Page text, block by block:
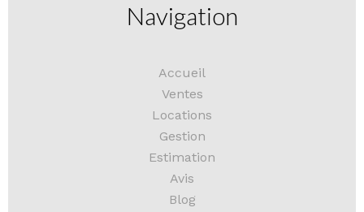
Navigation
Accueil
Ventes
Locations
Gestion
Estimation
Avis
Blog